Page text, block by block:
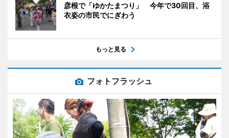
彦根で「ゆかたまつり」 今年で30回目、浴
衣姿の市民でにぎわう
もっと見る
フォトフラッシュ